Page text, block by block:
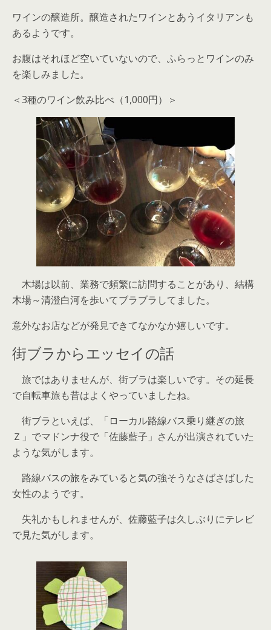
ワインの醸造所。醸造されたワインとあうイタリアンも
あるようです。
お腹はそれほど空いていないので、ふらっとワインのみ
を楽しみました。
＜3種のワイン飲み比べ（1,000円）＞
木場は以前、業務で頻繁に訪問することがあり、結構
木場～清澄白河を歩いてブラブラしてました。
意外なお店などが発見できてなかなか嬉しいです。
街ブラからエッセイの話
旅ではありませんが、街ブラは楽しいです。その延長
で自転車旅も昔はよくやっていましたね。
街ブラといえば、「ローカル路線バス乗り継ぎの旅
Ｚ」でマドンナ役で「佐藤藍子」さんが出演されていた
ような気がします。
路線バスの旅をみていると気の強そうなさばさばした
女性のようです。
失礼かもしれませんが、佐藤藍子は久しぶりにテレビ
で見た気がします。